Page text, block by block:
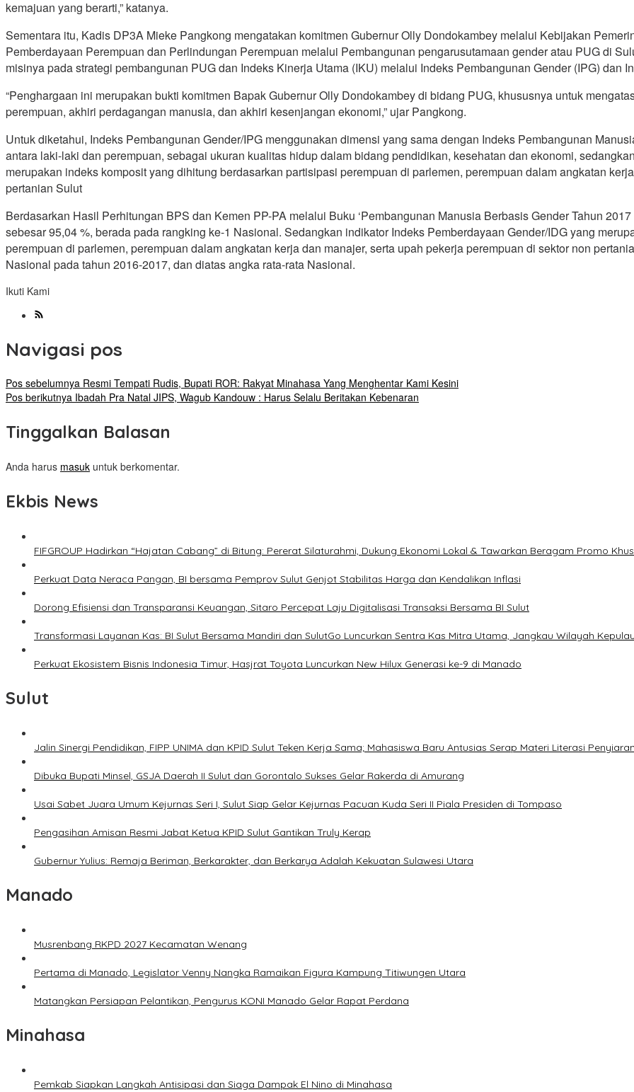
kemajuan yang berarti,” katanya.
Sementara itu, Kadis DP3A Mieke Pangkong mengatakan komitmen Gubernur Olly Dondokambey melalui Kebijakan
Pemberdayaan Perempuan dan Perlindungan Perempuan melalui Pembangunan pengarusutamaan gender atau PUG di
misinya pada strategi pembangunan PUG dan Indeks Kinerja Utama (IKU) melalui Indeks Pembangunan Gender (IPG) dan
“Penghargaan ini merupakan bukti komitmen Bapak Gubernur Olly Dondokambey di bidang PUG, khususnya untuk
perempuan, akhiri perdagangan manusia, dan akhiri kesenjangan ekonomi,” ujar Pangkong.
Untuk diketahui, Indeks Pembangunan Gender/IPG menggunakan dimensi yang sama dengan Indeks Pembangunan
antara laki-laki dan perempuan, sebagai ukuran kualitas hidup dalam bidang pendidikan, kesehatan dan ekonomi,
merupakan indeks komposit yang dihitung berdasarkan partisipasi perempuan di parlemen, perempuan dalam angkatan
pertanian Sulut
Berdasarkan Hasil Perhitungan BPS dan Kemen PP-PA melalui Buku ‘Pembangunan Manusia Berbasis Gender Tahun
sebesar 95,04 %, berada pada rangking ke-1 Nasional. Sedangkan indikator Indeks Pemberdayaan Gender/IDG yang
perempuan di parlemen, perempuan dalam angkatan kerja dan manajer, serta upah pekerja perempuan di sektor non
Nasional pada tahun 2016-2017, dan diatas angka rata-rata Nasional.
Ikuti Kami
Navigasi pos
Pos sebelumnya Resmi Tempati Rudis, Bupati ROR: Rakyat Minahasa Yang Menghentar Kami Kesini
Pos berikutnya Ibadah Pra Natal JIPS, Wagub Kandouw : Harus Selalu Beritakan Kebenaran
Tinggalkan Balasan
Anda harus masuk untuk berkomentar.
Ekbis News
FIFGROUP Hadirkan “Hajatan Cabang” di Bitung: Pererat Silaturahmi, Dukung Ekonomi Lokal & Tawarkan Beragam Promo
Perkuat Data Neraca Pangan, BI bersama Pemprov Sulut Genjot Stabilitas Harga dan Kendalikan Inflasi
Dorong Efisiensi dan Transparansi Keuangan, Sitaro Percepat Laju Digitalisasi Transaksi Bersama BI Sulut
Transformasi Layanan Kas: BI Sulut Bersama Mandiri dan SulutGo Luncurkan Sentra Kas Mitra Utama, Jangkau Wilayah
Perkuat Ekosistem Bisnis Indonesia Timur, Hasjrat Toyota Luncurkan New Hilux Generasi ke-9 di Manado
Sulut
Jalin Sinergi Pendidikan, FIPP UNIMA dan KPID Sulut Teken Kerja Sama; Mahasiswa Baru Antusias Serap Materi Literasi
Dibuka Bupati Minsel, GSJA Daerah II Sulut dan Gorontalo Sukses Gelar Rakerda di Amurang
Usai Sabet Juara Umum Kejurnas Seri I, Sulut Siap Gelar Kejurnas Pacuan Kuda Seri II Piala Presiden di Tompaso
Pengasihan Amisan Resmi Jabat Ketua KPID Sulut Gantikan Truly Kerap
Gubernur Yulius: Remaja Beriman, Berkarakter, dan Berkarya Adalah Kekuatan Sulawesi Utara
Manado
Musrenbang RKPD 2027 Kecamatan Wenang
Pertama di Manado, Legislator Venny Nangka Ramaikan Figura Kampung Titiwungen Utara
Matangkan Persiapan Pelantikan, Pengurus KONI Manado Gelar Rapat Perdana
Minahasa
Pemkab Siapkan Langkah Antisipasi dan Siaga Dampak El Nino di Minahasa